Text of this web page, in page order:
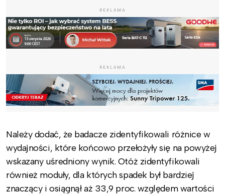
REKLAMA
REKLAMA
Należy dodać, że badacze zidentyfikowali różnice w
wydajności, które końcowo przełożyły się na powyżej
wskazany uśredniony wynik. Otóż zidentyfikowali
również moduły, dla których spadek był bardziej
znaczący i osiągnął aż 33,9 proc. względem wartości